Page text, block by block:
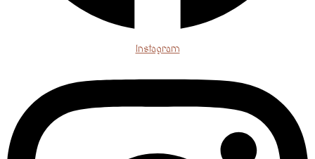
Instagram